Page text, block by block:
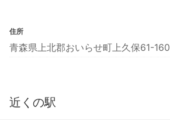
住所
青森県上北郡おいらせ町上久保61-160
近くの駅